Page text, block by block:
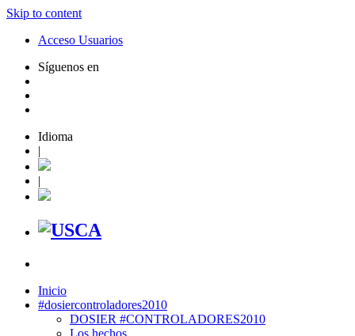
Skip to content
Acceso Usuarios
Síguenos en
Idioma
|
|
Inicio
#dosiercontroladores2010
DOSIER #CONTROLADORES2010
Los hechos